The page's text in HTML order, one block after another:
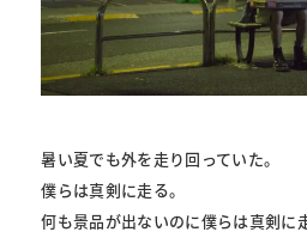
暑い夏でも外を走り回っていた。
僕らは真剣に走る。
何も景品が出ないのに僕らは真剣に